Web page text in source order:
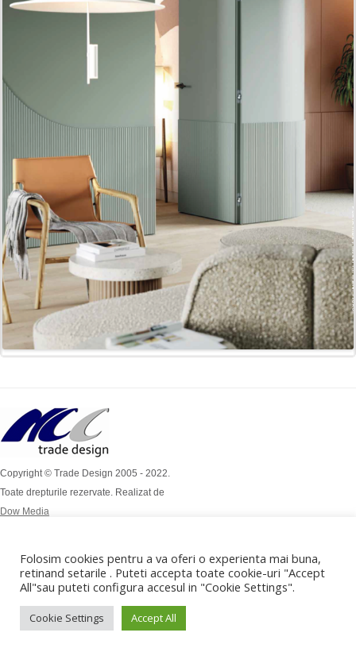
Copyright © Trade Design 2005 - 2022.
Toate drepturile rezervate. Realizat de
Dow Media
Mob: 0732 / 970 192
office@tradedesign.ro ,
vanzari@tradedesign.ro
Folosim cookies pentru a va oferi o experienta mai buna,
retinand setarile . Puteti accepta toate cookie-uri "Accept
All"sau puteti configura accesul in "Cookie Settings".
Cookie Settings Accept All